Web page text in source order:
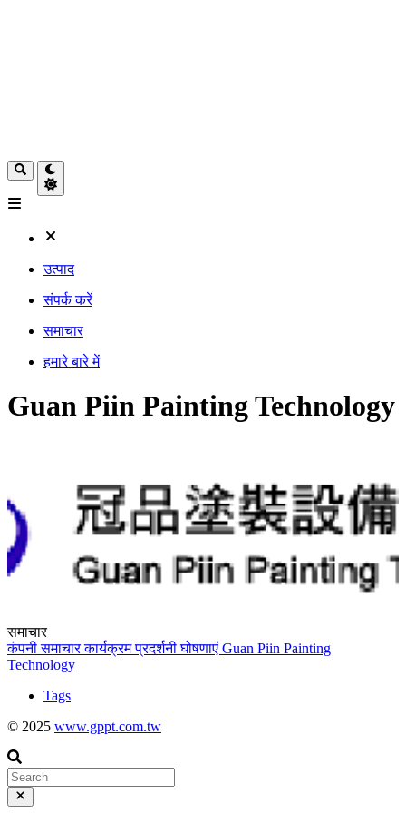
उत्पाद
संपर्क करें
समाचार
हमारे बारे में
Guan Piin Painting Technology
समाचार
कंपनी समाचारकार्यक्रमप्रदर्शनीघोषणाएं Guan Piin Painting
Technology
Tags
© 2025 www.gppt.com.tw